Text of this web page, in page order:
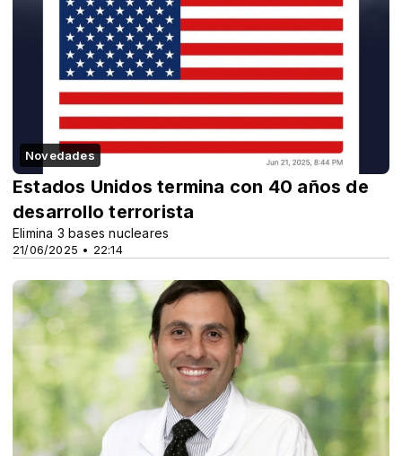
Novedades
21/06/2025 • 22:14
Estados Unidos termina con 40 años de
desarrollo terrorista
Elimina 3 bases nucleares